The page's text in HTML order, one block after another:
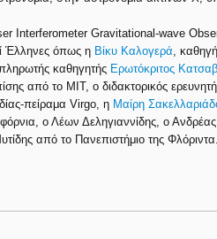
Interferometer Gravitational-wave
Έλληνες όπως η Βίκυ Καλογερά,
καθηγητής Ερωτόκριτος
από το ΜΙΤ, o διδακτορικός
πείραμα Virgo, η Μαίρη
ο Λέων Δεληγιαννίδης, ο
από το Πανεπιστήμιο της Φλόριντα.